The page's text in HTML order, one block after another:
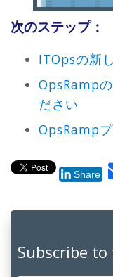
次のステップ：
ITOpsの新
OpsRamp
ださい
OpsRamp
Share
Subscribe to